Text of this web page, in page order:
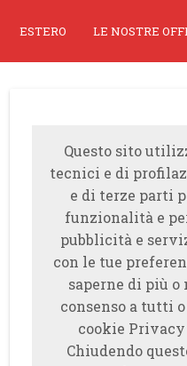
ESTERO LE NOSTRE
Questo sito
tecnici e di
e di terze parti
funzionalità e
pubblicità e
con le tue
saperne di più o
consenso a tutti
cookie
Chiudendo